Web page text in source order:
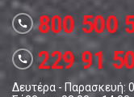
call 800 500
call 229 91
Δευτέρα - Παρασκευή: